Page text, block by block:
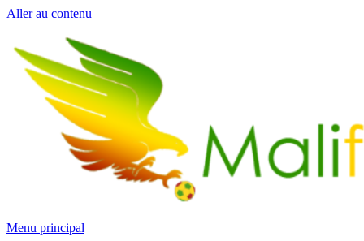
Aller au contenu
Menu principal